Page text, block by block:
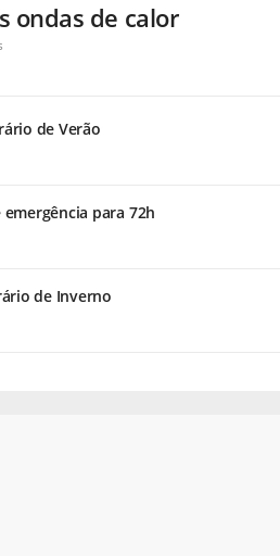
ondas de calor
de Verão
emergência para 72h
de Inverno